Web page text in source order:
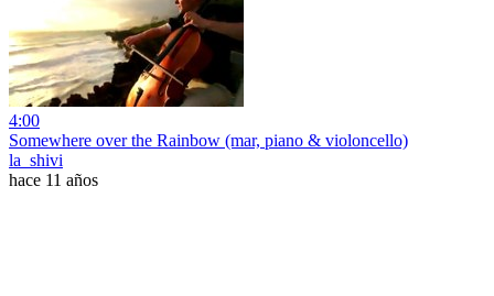
4:00
Somewhere over the Rainbow (mar, piano & violoncello)
la_shivi
hace 11 años